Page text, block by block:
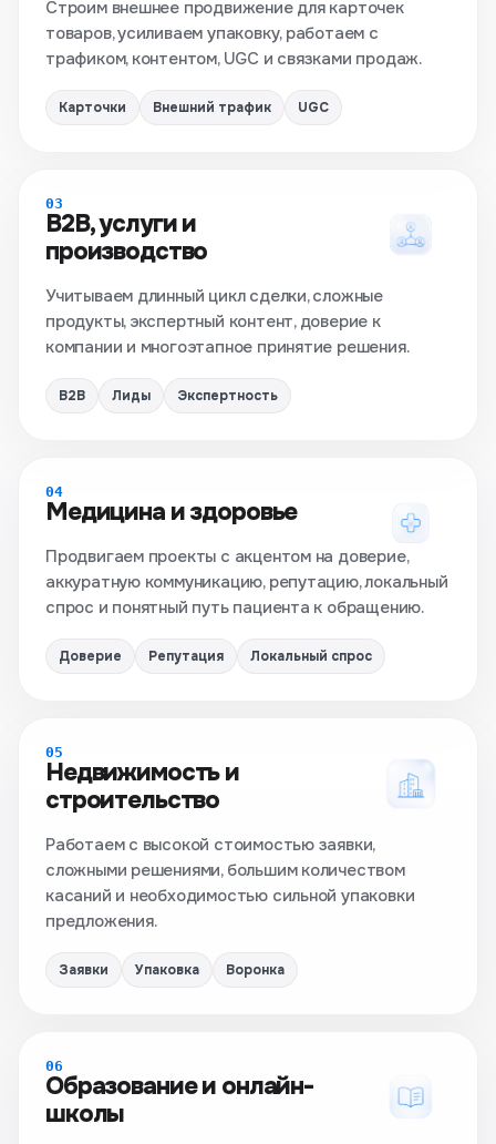
Строим внешнее продвижение для карточек
товаров, усиливаем упаковку, работаем с
трафиком, контентом, UGC и связками продаж.
Карточки Внешний трафик UGC
03
B2B, услуги и
производство
Учитываем длинный цикл сделки, сложные
продукты, экспертный контент, доверие к
компании и многоэтапное принятие решения.
B2B Лиды Экспертность
04
Медицина и здоровье
Продвигаем проекты с акцентом на доверие,
аккуратную коммуникацию, репутацию, локальный
спрос и понятный путь пациента к обращению.
Доверие Репутация Локальный спрос
05
Недвижимость и
строительство
Работаем с высокой стоимостью заявки,
сложными решениями, большим количеством
касаний и необходимостью сильной упаковки
предложения.
Заявки Упаковка Воронка
06
Образование и онлайн-
школы